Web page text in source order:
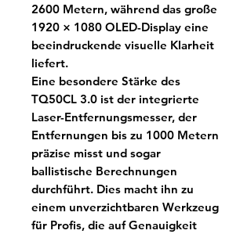
2600 Metern, während das große
1920 × 1080 OLED-Display eine
beeindruckende visuelle Klarheit
liefert.
Eine besondere Stärke des
TQ50CL 3.0 ist der integrierte
Laser-Entfernungsmesser, der
Entfernungen bis zu 1000 Metern
präzise misst und sogar
ballistische Berechnungen
durchführt. Dies macht ihn zu
einem unverzichtbaren Werkzeug
für Profis, die auf Genauigkeit